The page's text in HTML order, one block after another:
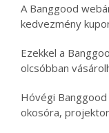
A Banggood
kedvezmény
Ezekkel a
olcsóbban
Hóvégi
okosóra,